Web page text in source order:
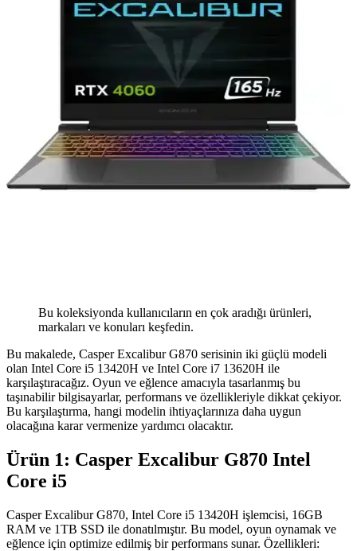
Bu koleksiyonda kullanıcıların en çok aradığı ürünleri,
markaları ve konuları keşfedin.
Bu makalede, Casper Excalibur G870 serisinin iki güçlü modeli
olan Intel Core i5 13420H ve Intel Core i7 13620H ile
karşılaştıracağız. Oyun ve eğlence amacıyla tasarlanmış bu
taşınabilir bilgisayarlar, performans ve özellikleriyle dikkat çekiyor.
Bu karşılaştırma, hangi modelin ihtiyaçlarınıza daha uygun
olacağına karar vermenize yardımcı olacaktır.
Ürün 1: Casper Excalibur G870 Intel
Core i5
Casper Excalibur G870, Intel Core i5 13420H işlemcisi, 16GB
RAM ve 1TB SSD ile donatılmıştır. Bu model, oyun oynamak ve
eğlence için optimize edilmiş bir performans sunar. Özellikleri: